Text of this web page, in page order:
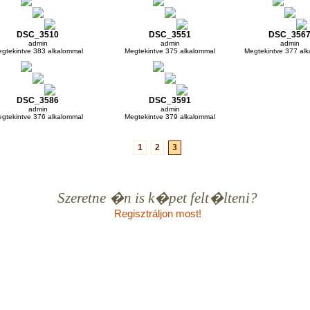
DSC_3510
admin
383 alkalommal
DSC_3551
admin
Megtekintve 375 alkalommal
DSC_3567
admin
Megtekintve 377
DSC_3586
admin
376 alkalommal
DSC_3591
admin
Megtekintve 379 alkalommal
1 2 3
Szeretne �n is k�pet felt�lteni?
Regisztráljon most!